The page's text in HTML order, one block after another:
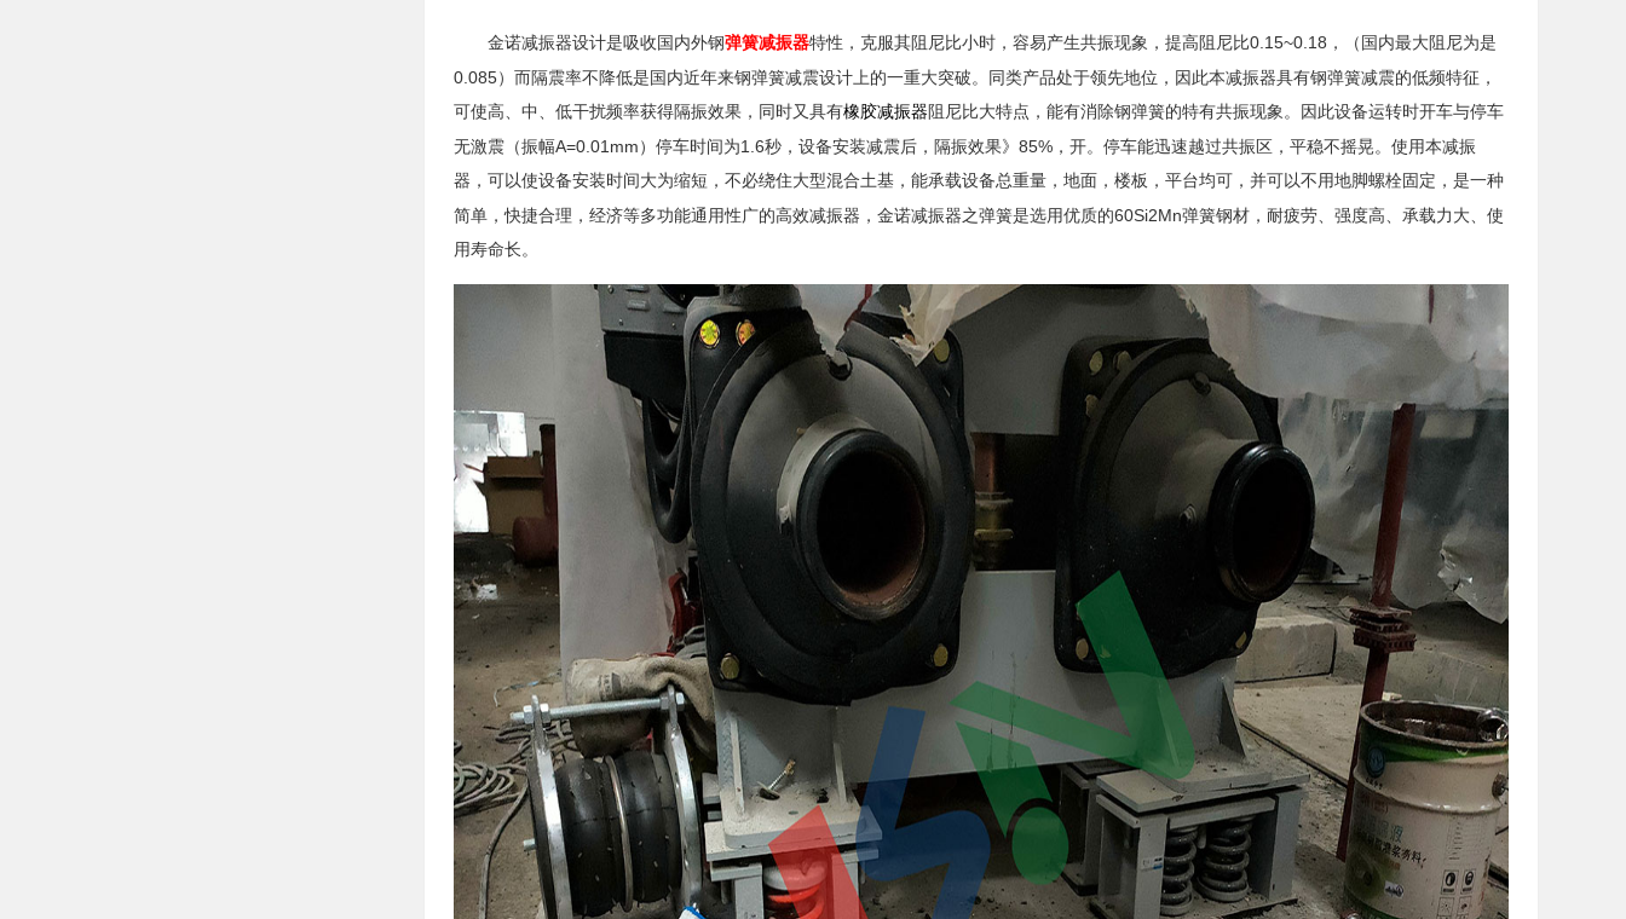
金诺减振器设计是吸收国内外钢弹簧减振器特性，克服其阻尼比小时，容易产生共振现象，提高阻尼比0.15~0.18 ，（国内最大阻尼为是
0.085）而隔震率不降低是国内近年来钢弹簧减震设计上的一重大突破。同类产品处于领先地位，因此本减振器具有钢弹簧减震的低频特征，
可使高、中、低干扰频率获得隔振效果，同时又具有橡胶减振器 阻尼比大特点，能有消除钢弹簧的特有共振现象。因此设备运转时开车与停车
无激震（振幅A=0.01mm ）停车时间为1.6秒，设备安装减震后，隔振效果》 85% ，开。停车能迅速越过共振区，平稳不摇晃。使用本减振
器 ，可以使设备安装时间大为缩短，不必绕住大型混合土基，能承载设备总重量，地面，楼板，平台均可，并可以不用地脚螺栓固定，是一种
简单，快捷合理，经济等多功能通用性广的高效减振器 ， 金诺减振器之弹簧是选用优质的60Si2Mn弹簧钢材，耐疲劳、强度高、承载力大、使
用寿命长。